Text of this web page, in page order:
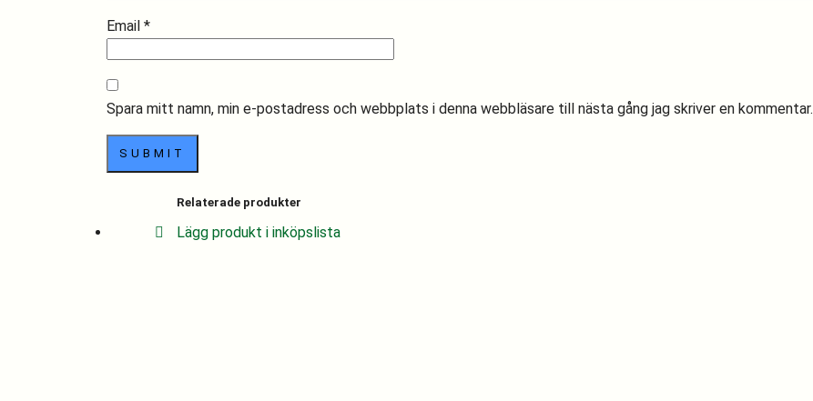
Email *
Spara mitt namn, min e-postadress och webbplats i denna webbläsare till nästa gång jag skriver en kommentar.
Relaterade produkter
Lägg produkt i inköpslista